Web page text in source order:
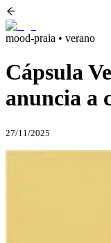
mood-praia • verano
Cápsula
anuncia a
27/11/2025